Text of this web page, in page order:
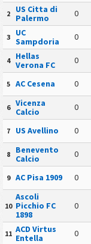
2
US Citta di
Palermo
0
3
UC
Sampdoria
0
4
Hellas
Verona FC
0
5 AC Cesena 0
6 Vicenza
Calcio
0
7 US Avellino 0
8
Benevento
Calcio
0
9 AC Pisa 1909 0
10
Ascoli
Picchio FC
1898
0
11 ACD Virtus
Entella
0